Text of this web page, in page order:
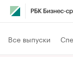
Все выпуски